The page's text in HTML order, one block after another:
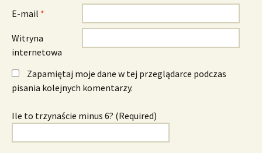
E-mail *
Witryna
internetowa
Zapamiętaj moje dane w tej przeglądarce podczas
pisania kolejnych komentarzy.
Ile to trzynaście minus 6? (Required)